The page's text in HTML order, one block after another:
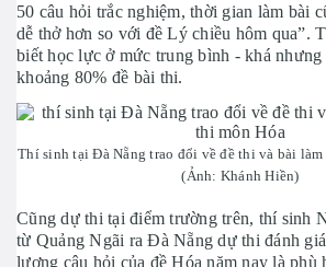
50 câu hỏi trắc nghiệm, thời gian làm bài
dễ thở hơn so với đề Lý chiều hôm qua”.
biết học lực ở mức trung bình - khá nhưng
khoảng 80% đề bài thi.
Thí sinh tại Đà Nẵng trao đổi về đề thi và bài làm
(Ảnh: Khánh Hiền)
Cũng dự thi tại điểm trường trên, thí sinh
từ Quảng Ngãi ra Đà Nẵng dự thi đánh
lượng câu hỏi của đề Hóa năm nay là phù